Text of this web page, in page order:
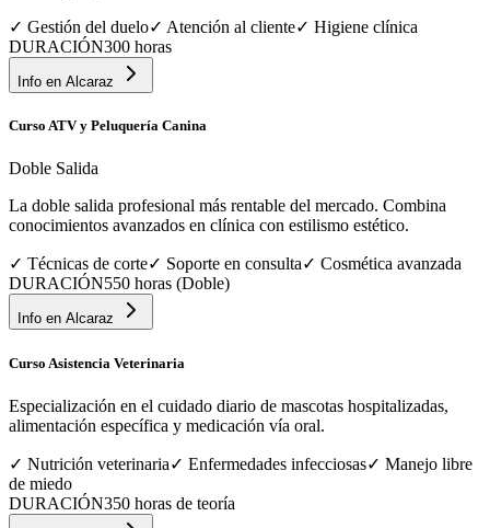
✓ Gestión del duelo✓ Atención al cliente✓ Higiene clínica
DURACIÓN300 horas
Info en Alcaraz
Curso ATV y Peluquería Canina
Doble Salida
La doble salida profesional más rentable del mercado. Combina
conocimientos avanzados en clínica con estilismo estético.
✓ Técnicas de corte✓ Soporte en consulta✓ Cosmética avanzada
DURACIÓN550 horas (Doble)
Info en Alcaraz
Curso Asistencia Veterinaria
Especialización en el cuidado diario de mascotas hospitalizadas,
alimentación específica y medicación vía oral.
✓ Nutrición veterinaria✓ Enfermedades infecciosas✓ Manejo libre
de miedo
DURACIÓN350 horas de teoría